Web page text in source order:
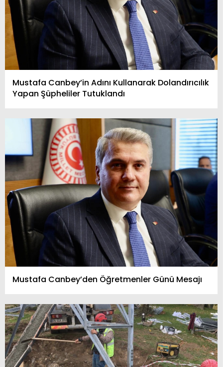
Mustafa Canbey’in Adını Kullanarak Dolandırıcılık
Yapan Şüpheliler Tutuklandı
Mustafa Canbey’den Öğretmenler Günü Mesajı